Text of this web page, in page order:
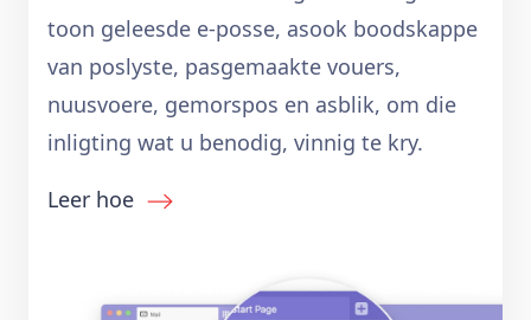
toon geleesde e-posse, asook boodskappe
van poslyste, pasgemaakte vouers,
nuusvoere, gemorspos en asblik, om die
inligting wat u benodig, vinnig te kry.
Leer hoe